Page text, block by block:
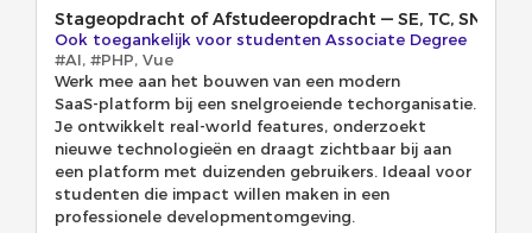
Stageopdracht of Afstudeeropdracht — SE, TC, SNE/CS
Ook toegankelijk voor studenten Associate Degree
#AI, #PHP, Vue
Werk mee aan het bouwen van een modern
SaaS‑platform bij een snelgroeiende techorganisatie.
Je ontwikkelt real‑world features, onderzoekt
nieuwe technologieën en draagt zichtbaar bij aan
een platform met duizenden gebruikers. Ideaal voor
studenten die impact willen maken in een
professionele developmentomgeving.